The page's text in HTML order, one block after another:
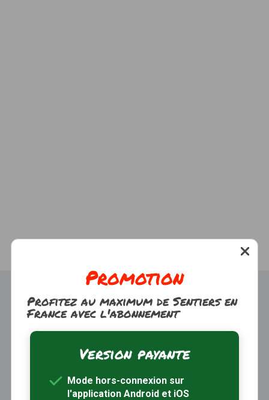
Trouver une randonnée À propos
Inscription / Connexion
Promotion
Profitez au maximum de Sentiers en
France avec l'abonnement
Version payante
Mode hors-connexion sur
l'application Android et iOS